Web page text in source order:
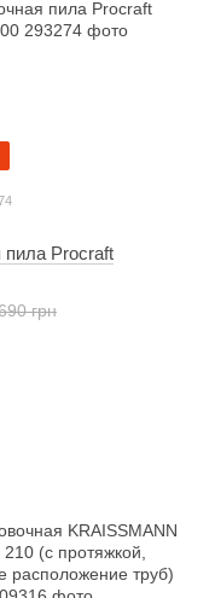
пила Procraft
грн